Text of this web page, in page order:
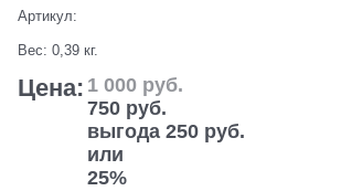
Артикул:
Вес: 0,39 кг.
Цена: 1 000 руб.
750 руб.
выгода 250 руб.
или
25%